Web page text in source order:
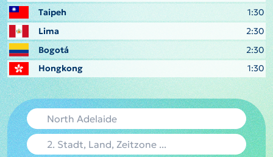
Taipeh
1:30
Lima
2:30
Bogotá
2:30
Hongkong
1:30